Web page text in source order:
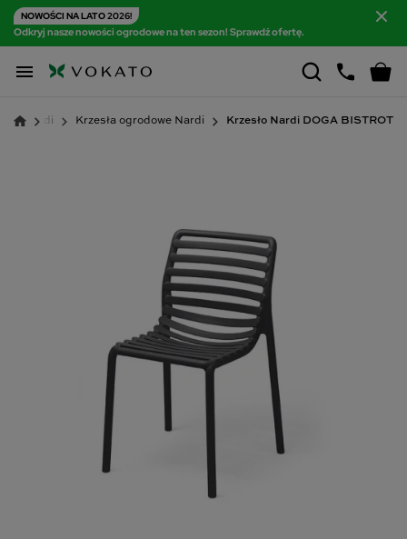
NOWOŚCI NA LATO 2026!
Odkryj nasze nowości ogrodowe na ten sezon! Sprawdź ofertę.

Nardi Krzesła ogrodowe Nardi Krzesło Nardi DOGA BISTROT